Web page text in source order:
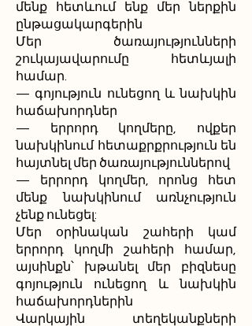
մենք հետևում ենք մեր ներքին
ընթացակարգերին
Մեր ծառայությունների
շուկայավարումը հետևյալի
համար.
— գոյություն ունեցող և նախկին
հաճախորդներ
— երրորդ կողմերը, ովքեր
նախկինում հետաքրքրություն են
հայտնել մեր ծառայություններով
— երրորդ կողմեր, որոնց հետ
մենք նախկինում առնչություն
չենք ունեցել:
Մեր օրինական շահերի կամ
երրորդ կողմի շահերի համար,
այսինքն՝ խթանել մեր բիզնեսը
գոյություն ունեցող և նախկին
հաճախորդներին
Վարկային տեղեկանքների